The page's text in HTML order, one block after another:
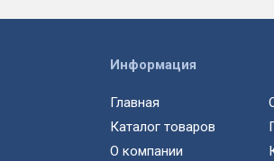
Информация
Главная
Каталог товаров
О компании